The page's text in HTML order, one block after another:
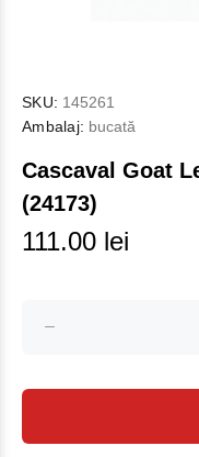
SKU: 145261
Ambalaj: bucată
Cascaval Goat
(24173)
111.00 lei